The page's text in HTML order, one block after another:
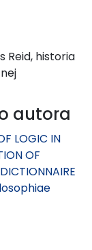
Reid, historia
autora
LOGIC IN
OF